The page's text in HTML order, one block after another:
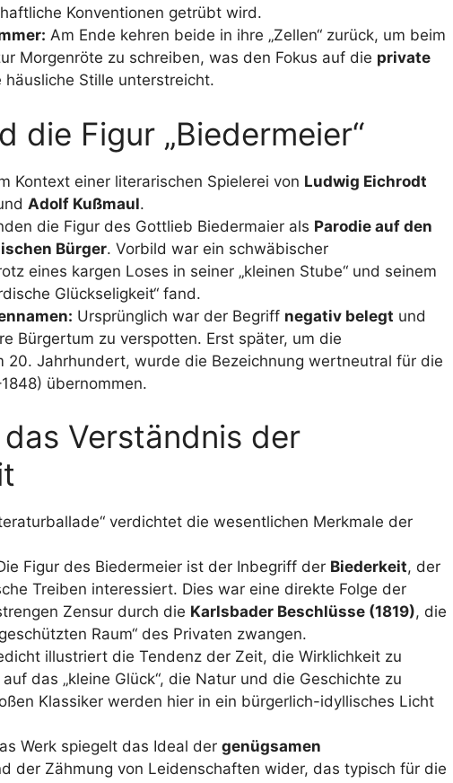
Konventionen getrübt wird.
Am Ende kehren beide in ihre „Zellen“ zurück, um beim
Morgenröte zu schreiben, was den Fokus auf die private
häusliche Stille unterstreicht.
die Figur „Biedermeier“
Kontext einer literarischen Spielerei von Ludwig Eichrodt
Adolf Kußmaul.
die Figur des Gottlieb Biedermaier als Parodie auf den
Bürger. Vorbild war ein schwäbischer
eines kargen Loses in seiner „kleinen Stube“ und seinem
Glückseligkeit“ fand.
Ursprünglich war der Begriff negativ belegt und
Bürgertum zu verspotten. Erst später, um die
20. Jahrhundert, wurde die Bezeichnung wertneutral für die
übernommen.
Verständnis der
verdichtet die wesentlichen Merkmale der
Figur des Biedermeier ist der Inbegriff der Biederkeit, der
Treiben interessiert. Dies war eine direkte Folge der
Zensur durch die Karlsbader Beschlüsse (1819), die
Raum“ des Privaten zwangen.
illustriert die Tendenz der Zeit, die Wirklichkeit zu
das „kleine Glück“, die Natur und die Geschichte zu
Klassiker werden hier in ein bürgerlich-idyllisches Licht
Werk spiegelt das Ideal der genügsamen
der Zähmung von Leidenschaften wider, das typisch für die